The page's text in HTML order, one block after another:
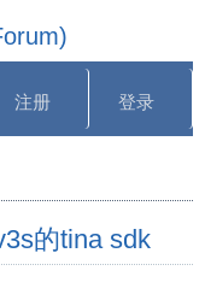
注册 登录
的tina sdk